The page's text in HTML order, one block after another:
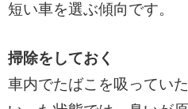
短い車を選ぶ傾向です。
掃除をしておく
車内でたばこを吸ってい